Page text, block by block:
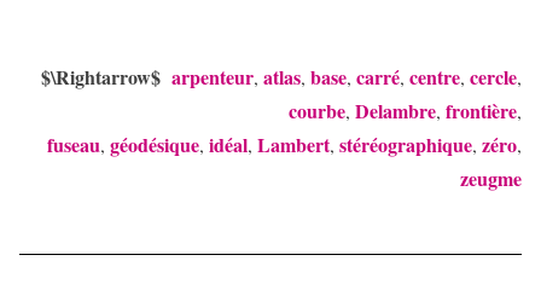
$\Rightarrow$ arpenteur, atlas, base, carré, centre, cercle,
courbe, Delambre, frontière,
fuseau, géodésique, idéal, Lambert, stéréographique, zéro,
zeugme